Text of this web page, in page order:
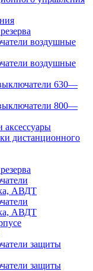
воздушные
воздушные
630—
800—
дистанционного
АВДТ
АВДТ
защиты
защиты